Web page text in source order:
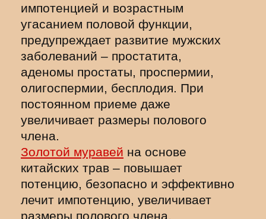
импотенцией и возрастным
угасанием половой функции,
предупреждает развитие мужских
заболеваний – простатита,
аденомы простаты, проспермии,
олигоспермии, бесплодия. При
постоянном приеме даже
увеличивает размеры полового
члена.
Золотой муравей на основе
китайских трав – повышает
потенцию, безопасно и эффективно
лечит импотенцию, увеличивает
размеры полового члена,